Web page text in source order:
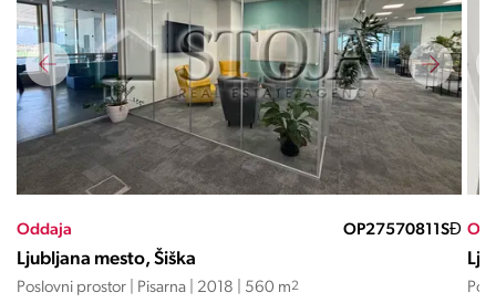
Oddaja OP27570811SĐ
Ljubljana mesto, Šiška
Poslovni prostor | Pisarna | 2018 | 560 m2